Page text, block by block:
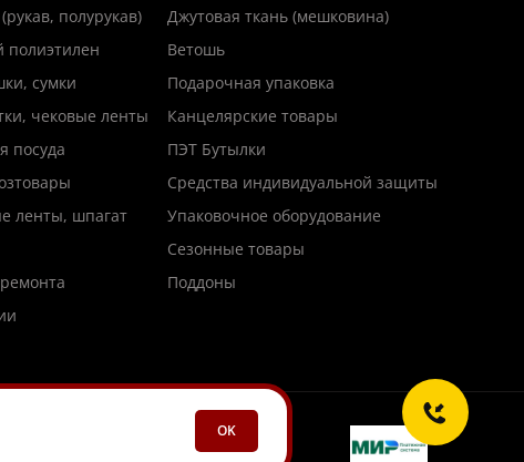
полурукав)
Джутовая ткань (мешковина)
полиэтилен
Ветошь
сумки
Подарочная упаковка
чековые ленты
Канцелярские товары
посуда
ПЭТ Бутылки
Средства индивидуальной защиты
ленты, шпагат
Упаковочное оборудование
Сезонные товары
Поддоны
OK